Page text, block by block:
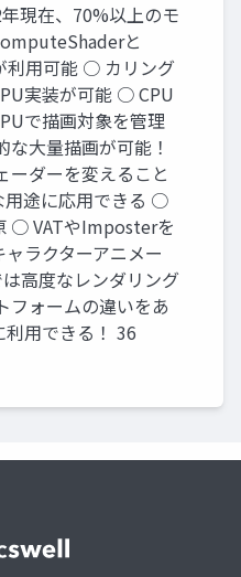
現在、70%以上のモ
と
用可能 ○ カリング
実装が可能 ○ CPU
で描画対象を管理
大量描画が可能！
ダーを変えること
用途に応用できる ○
○ VATやImposterを
ラクターアニメー
高度なレンダリング
フォームの違いをあ
利用できる！ 36